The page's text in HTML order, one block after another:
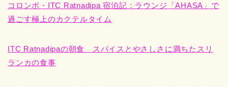
コロンボ・ITC Ratnadipa 宿泊記：ラウンジ「AHASA」で
過ごす極上のカクテルタイム
ITC Ratnadipaの朝食 スパイスとやさしさに満ちたスリ
ランカの食事